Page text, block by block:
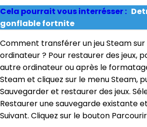
Cela pourrait vous interrésser :
gonflable fortnite
Comment transférer un jeu Steam
ordinateur ? Pour restaurer des jeux,
autre ordinateur ou après le
Steam et cliquez sur le menu Steam,
Sauvegarder et restaurer des jeux.
Restaurer une sauvegarde existante
Suivant. Cliquez sur le bouton